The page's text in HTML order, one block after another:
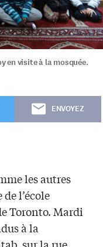
en visite à la mosquée.
ENVOYEZ
les autres
l’école
Toronto. Mardi
à la